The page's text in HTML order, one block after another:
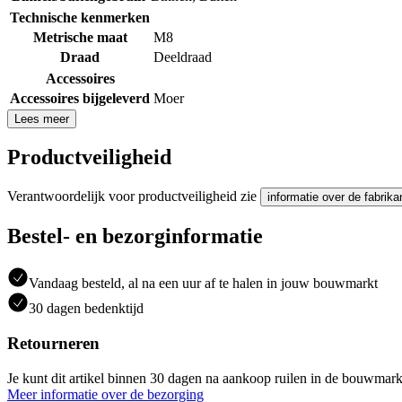
Technische kenmerken
Metrische maat
M8
Draad
Deeldraad
Accessoires
Accessoires bijgeleverd Moer
Lees meer
Productveiligheid
Verantwoordelijk voor productveiligheid zie informatie over de
Bestel- en bezorginformatie
Vandaag besteld, al na een uur af te halen in jouw bouwmarkt
30 dagen bedenktijd
Retourneren
Je kunt dit artikel binnen 30 dagen na aankoop ruilen in de
Meer informatie over de bezorging